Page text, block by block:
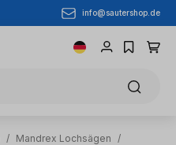
info@sautershop.de
/ Mandrex Lochsägen
/